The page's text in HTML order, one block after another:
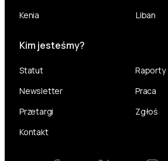
Kenia
Liban
Kim jesteśmy?
Statut
Raporty
Newsletter
Praca
Przetargi
Zgłoś
Kontakt